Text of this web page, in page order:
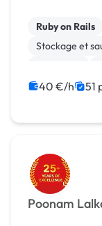
Conception
CYBERFR,
Ruby on Rails
Stockage et
40 €/h 51
Poonam